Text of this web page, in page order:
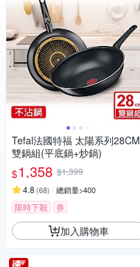
Tefal法國特福 太陽系列28CM
雙鍋組(平底鍋+炒鍋)
$1,358 $1,399
4.8 (68) 總銷量>400
限時下殺 券
加入購物車